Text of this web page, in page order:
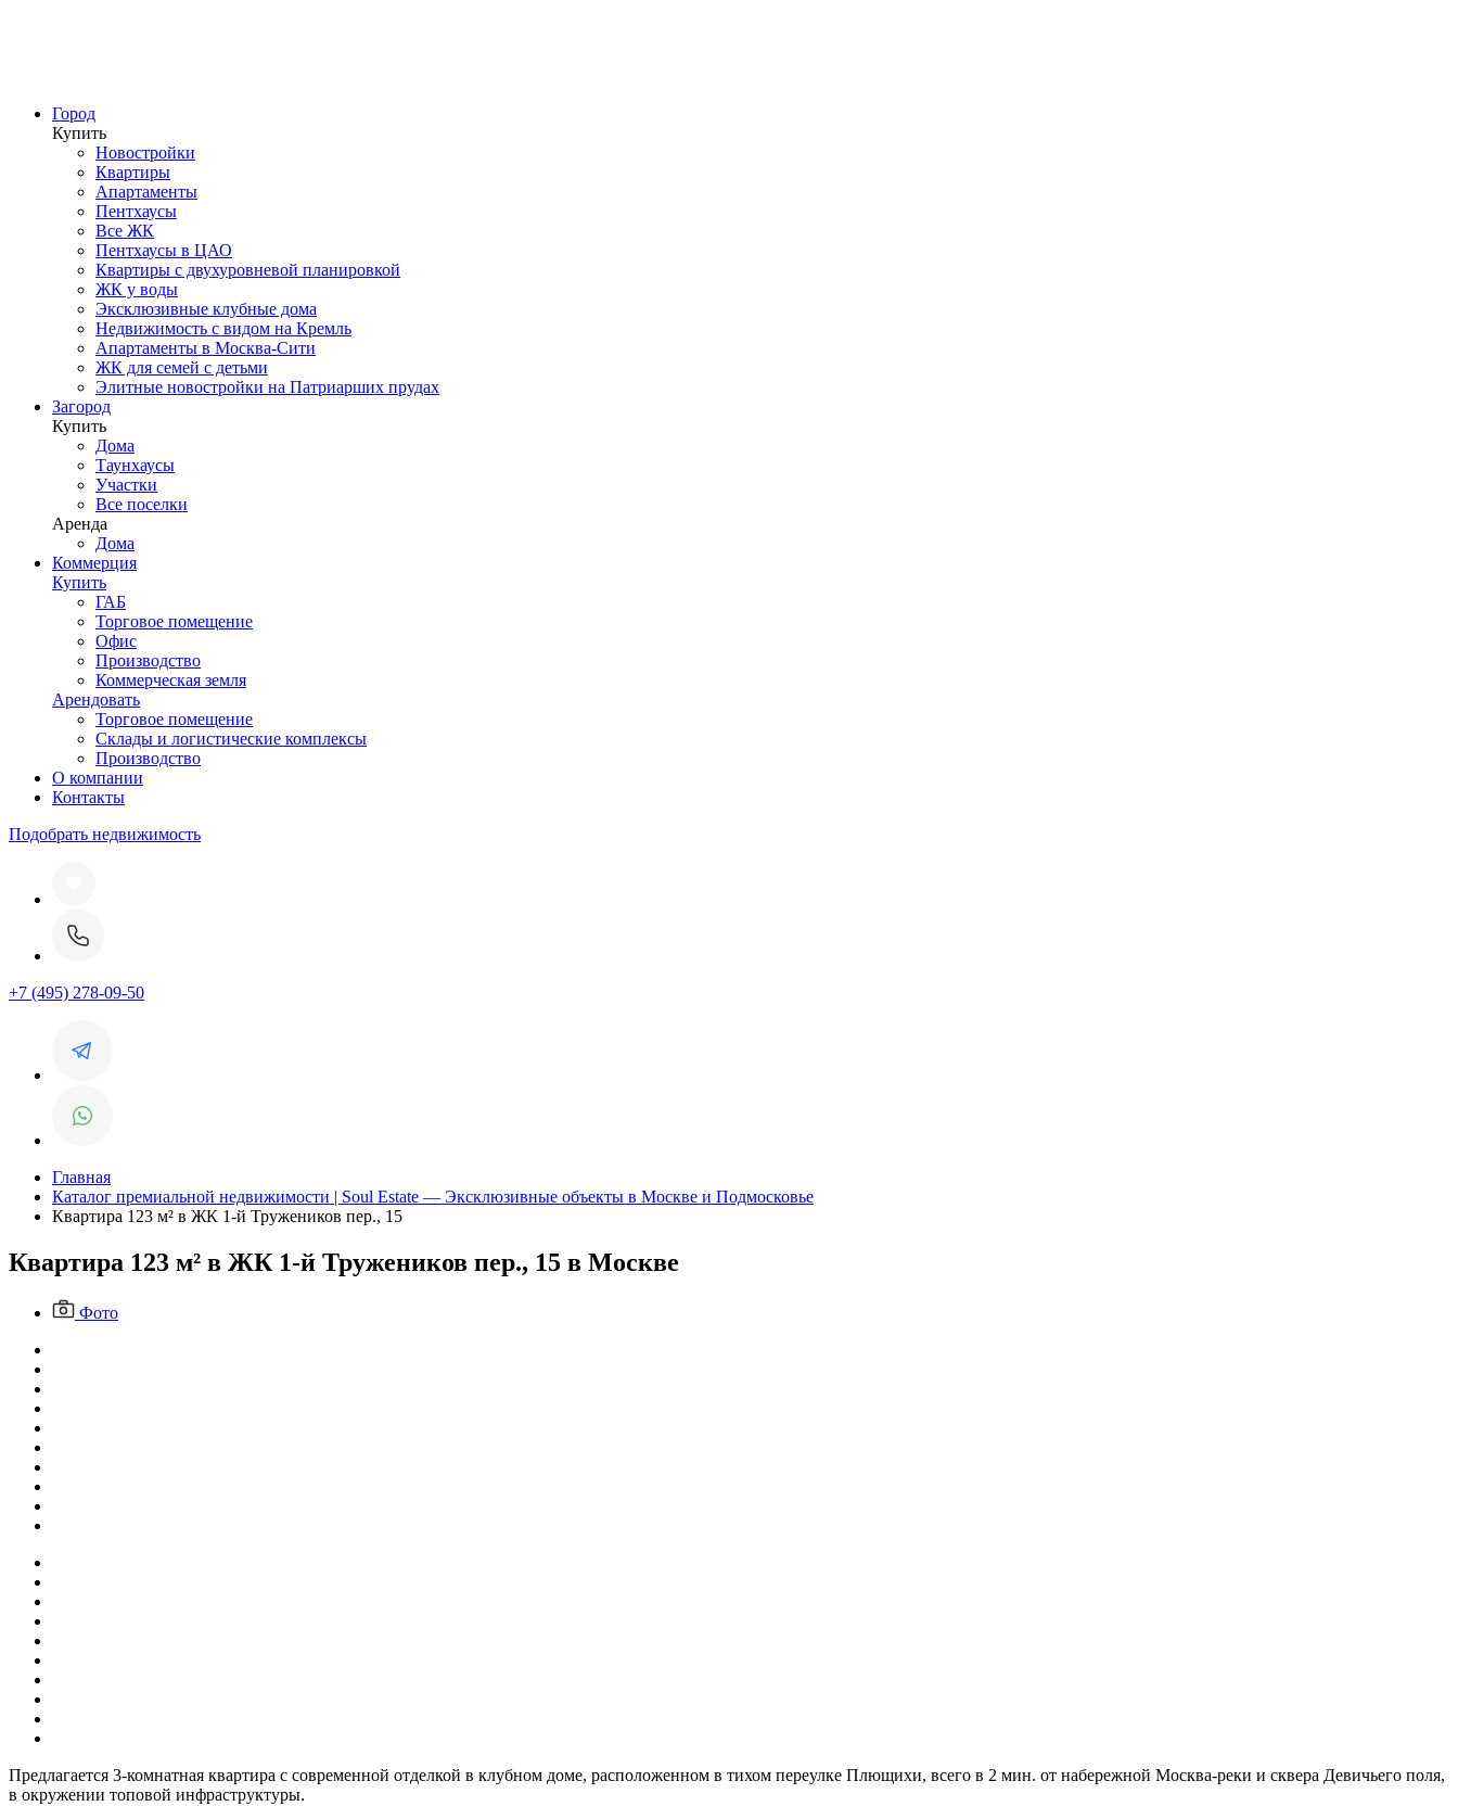
Город
Купить
Новостройки
Квартиры
Апартаменты
Пентхаусы
Все ЖК
Пентхаусы в ЦАО
Квартиры с двухуровневой планировкой
ЖК у воды
Эксклюзивные клубные дома
Недвижимость с видом на Кремль
Апартаменты в Москва-Сити
ЖК для семей с детьми
Элитные новостройки на Патриарших прудах
Загород
Купить
Дома
Таунхаусы
Участки
Все поселки
Аренда
Дома
Коммерция
Купить
ГАБ
Торговое помещение
Офис
Производство
Коммерческая земля
Арендовать
Торговое помещение
Склады и логистические комплексы
Производство
О компании
Контакты
Подобрать недвижимость
+7 (495) 278-09-50
Главная
Каталог премиальной недвижимости | Soul Estate — Эксклюзивные объекты в Москве и Подмосковье
Квартира 123 м² в ЖК 1-й Тружеников пер., 15
Квартира 123 м² в ЖК 1-й Тружеников пер., 15 в Москве
Фото
Предлагается 3-комнатная квартира с современной отделкой в клубном доме, расположенном в тихом переулке Плющихи, всего в 2 мин. от набережной Москва-реки и сквера Девичьего поля,
в окружении топовой инфраструктуры.